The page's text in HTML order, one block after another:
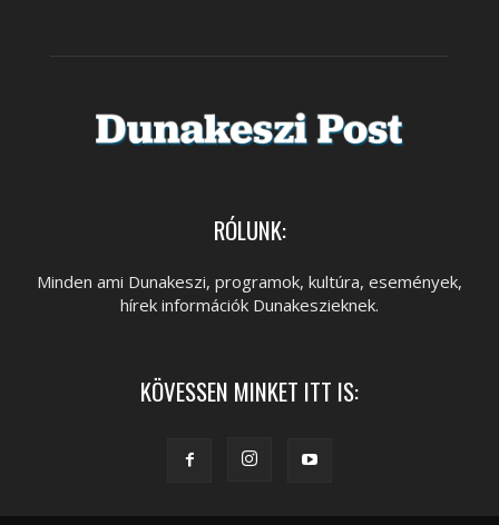
RÓLUNK:
Minden ami Dunakeszi, programok, kultúra, események,
hírek információk Dunakeszieknek.
KÖVESSEN MINKET ITT IS: